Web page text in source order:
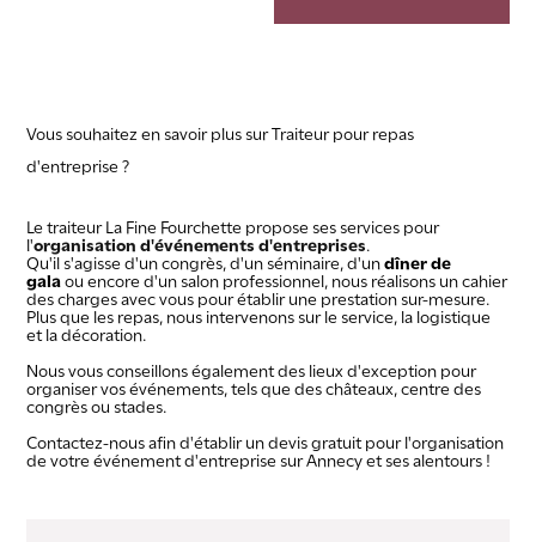
Vous souhaitez en savoir plus sur
Traiteur pour repas
d'entreprise ?
Le traiteur La Fine Fourchette propose ses services pour
l'organisation d'événements d'entreprises.
Qu'il s'agisse d'un congrès, d'un séminaire, d'undîner de
gala ou encore d'un salon professionnel, nous réalisons un cahier
des charges avec vous pour établir une prestation sur-mesure.
Plus que les repas, nous intervenons sur le service, la logistique
et la décoration.
Nous vous conseillons également des lieux d'exception pour
organiser vos événements, tels que des châteaux, centre des
congrès ou stades.
Contactez-nous afin d'établir un devis gratuit pour l'organisation
de votre événement d'entreprise sur Annecy et ses alentours !